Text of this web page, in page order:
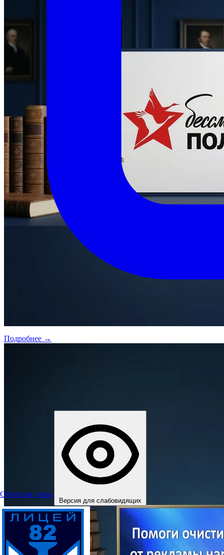
Обратная связь
Версия для слабовидящих
Подробнее →